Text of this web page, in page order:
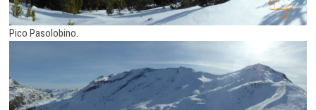
Pico Pasolobino.